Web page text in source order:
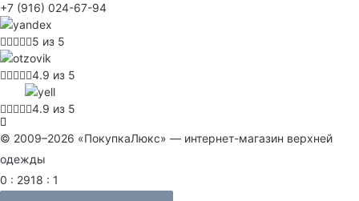
+7 (916) 024-67-94
5 из 5
4.9 из 5
4.9 из 5
© 2009–2026 «ПокупкаЛюкс» — интернет-магазин верхней
одежды
0 : 2918 : 1